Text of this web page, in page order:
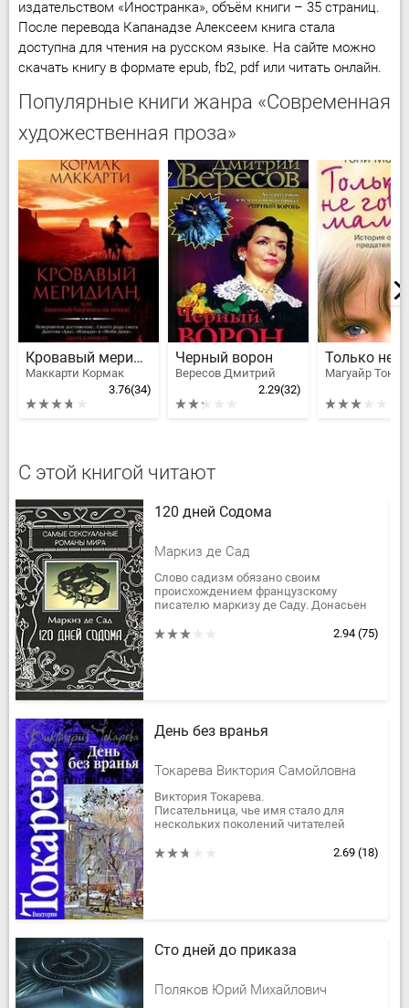
издательством «Иностранка», объём книги – 35 страниц.
После перевода Капанадзе Алексеем книга стала
доступна для чтения на русском языке. На сайте можно
скачать книгу в формате epub, fb2, pdf или читать онлайн.
Популярные книги жанра «Современная
художественная проза»
Кровавый меридиан
Маккарти Кормак
3.76(34)
Черный ворон
Вересов Дмитрий
2.29(32)
Магуайр Тони
С этой книгой читают
120 дней Содома
Маркиз де Сад
Слово садизм обязано своим
происхождением французскому
писателю маркизу де Саду. Донасьен
перо, находясь в тюрьме, где он провёл
2.94 (75)
День без вранья
Токарева Виктория Самойловна
Виктория Токарева.
Писательница, чье имя стало для
нескольких поколений читателей
"городской прозы". Писательница,
2.69 (18)
Сто дней до приказа
Поляков Юрий Михайлович